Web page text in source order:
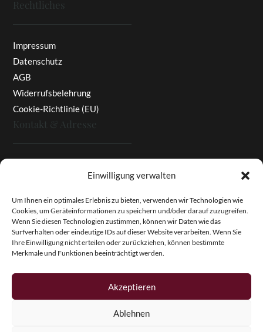
Einwilligung verwalten
Um Ihnen ein optimales Erlebnis zu bieten, verwenden wir Technologien wie
Cookies, um Geräteinformationen zu speichern und/oder darauf zuzugreifen.
Wenn Sie diesen Technologien zustimmen, können wir Daten wie das
Surfverhalten oder eindeutige IDs auf dieser Website verarbeiten. Wenn Sie
Ihre Einwilligung nicht erteilen oder zurückziehen, können bestimmte
Merkmale und Funktionen beeinträchtigt werden.
Akzeptieren
Ablehnen
Rechtliches
Impressum
Datenschutz
AGB
Widerrufsbelehrung
Cookie-Richtlinie (EU)
Kontakt & Adresse
Heinz Enzinger-Panitz
Aussergernwallen 3
94166 Stubenberg
Deutschland
Tel.:+49 (0)8574 - 91 97 79
info@pfingstrosen.eu
Copyright © 2026 Magic Garden Paeonies. Rottaler